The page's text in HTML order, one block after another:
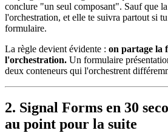
conclure "un seul composant". Sauf que
l'orchestration, et elle te suivra partout si
formulaire.
La règle devient évidente : on partage la
l'orchestration. Un formulaire
deux conteneurs qui l'orchestrent
2. Signal Forms en 30
au point pour la suite